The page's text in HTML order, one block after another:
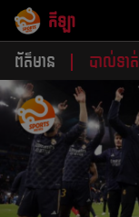
កីឡា
ព័ត៌មាន បាល់ទាត់